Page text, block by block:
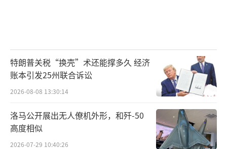
特朗普关税“换壳”术还能撑多久 经济
账本引发25州联合诉讼
2026-08-08 13:30:14
洛马公开展出无人僚机外形，和歼-50
高度相似
2026-07-29 10:40:26